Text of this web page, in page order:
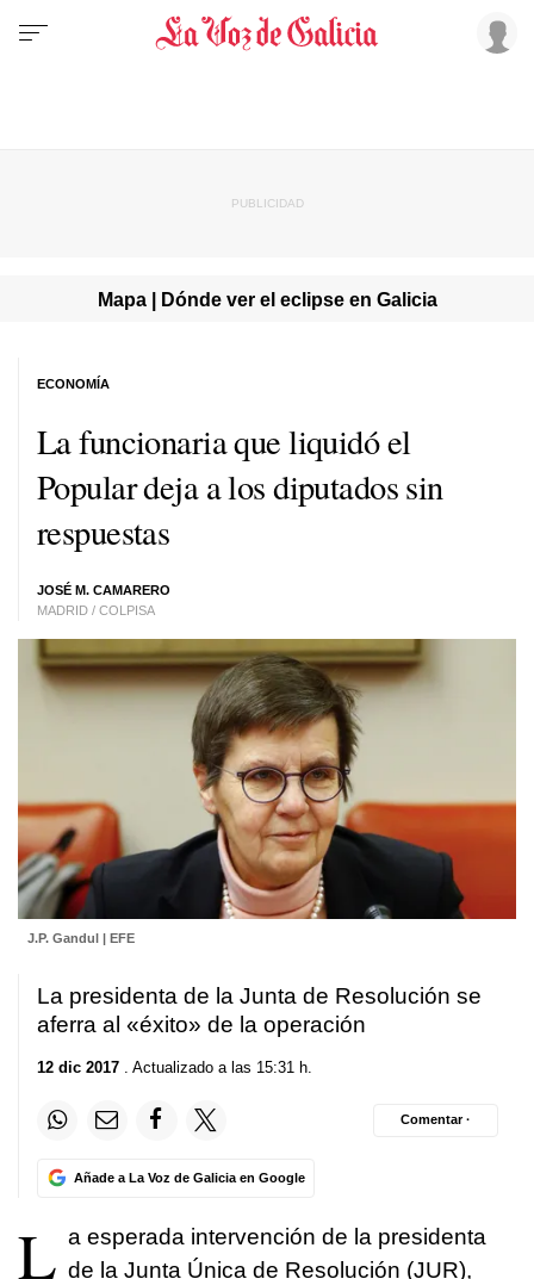
Mapa | Dónde ver el eclipse en Galicia
La funcionaria que liquidó el
Popular deja a los diputados sin
respuestas
JOSÉ M. CAMARERO
MADRID / COLPISA
ECONOMÍA
J.P. Gandul | EFE
La presidenta de la Junta de Resolución se
aferra al «éxito» de la operación
12 dic 2017 . Actualizado a las 15:31 h.
Añade a La Voz de Galicia en Google
Comentar ·
L a esperada intervención de la presidenta
de la Junta Única de Resolución (JUR),